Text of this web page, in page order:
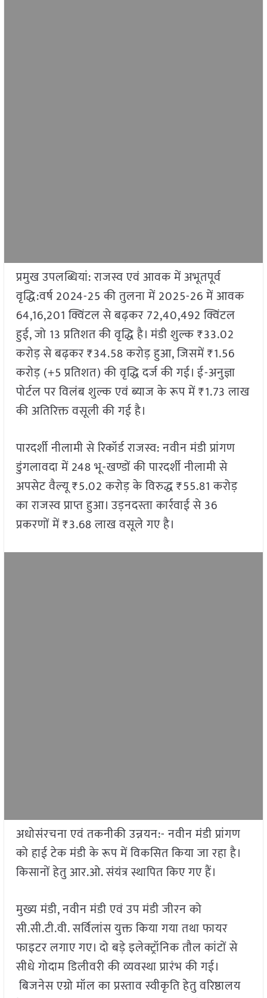
प्रमुख उपलब्धियां: राजस्व एवं आवक में अभूतपूर्व
वृद्धि:वर्ष 2024-25 की तुलना में 2025-26 में आवक
64,16,201 क्विंटल से बढ़कर 72,40,492 क्विंटल
हुई, जो 13 प्रतिशत की वृद्धि है। मंडी शुल्क ₹33.02
करोड़ से बढ़कर ₹34.58 करोड़ हुआ, जिसमें ₹1.56
करोड़ (+5 प्रतिशत) की वृद्धि दर्ज की गई। ई-अनुज्ञा
पोर्टल पर विलंब शुल्क एवं ब्याज के रूप में ₹1.73 लाख
की अतिरिक्त वसूली की गई है।
पारदर्शी नीलामी से रिकॉर्ड राजस्व: नवीन मंडी प्रांगण
डुंगलावदा में 248 भू-खण्डों की पारदर्शी नीलामी से
अपसेट वैल्यू ₹5.02 करोड़ के विरुद्ध ₹55.81 करोड़
का राजस्व प्राप्त हुआ। उड़नदस्ता कार्रवाई से 36
प्रकरणों में ₹3.68 लाख वसूले गए है।
अधोसंरचना एवं तकनीकी उन्नयन:- नवीन मंडी प्रांगण
को हाई टेक मंडी के रूप में विकसित किया जा रहा है।
किसानों हेतु आर.ओ. संयंत्र स्थापित किए गए हैं।
मुख्य मंडी, नवीन मंडी एवं उप मंडी जीरन को
सी.सी.टी.वी. सर्विलांस युक्त किया गया तथा फायर
फाइटर लगाए गए। दो बड़े इलेक्ट्रॉनिक तौल कांटों से
सीधे गोदाम डिलीवरी की व्यवस्था प्रारंभ की गई।
बिजनेस एग्रो मॉल का प्रस्ताव स्वीकृति हेतु वरिष्ठालय